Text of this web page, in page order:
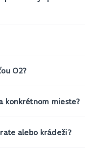
O2?
konkrétnom mieste?
alebo krádeži?